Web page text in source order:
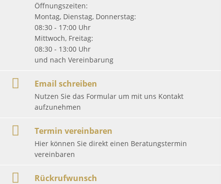
Öffnungszeiten:
Montag, Dienstag, Donnerstag:
08:30 - 17:00 Uhr
Mittwoch, Freitag:
08:30 - 13:00 Uhr
und nach Vereinbarung
Email schreiben
Nutzen Sie das Formular um mit uns Kontakt
aufzunehmen
Termin vereinbaren
Hier können Sie direkt einen Beratungstermin
vereinbaren
Rückrufwunsch